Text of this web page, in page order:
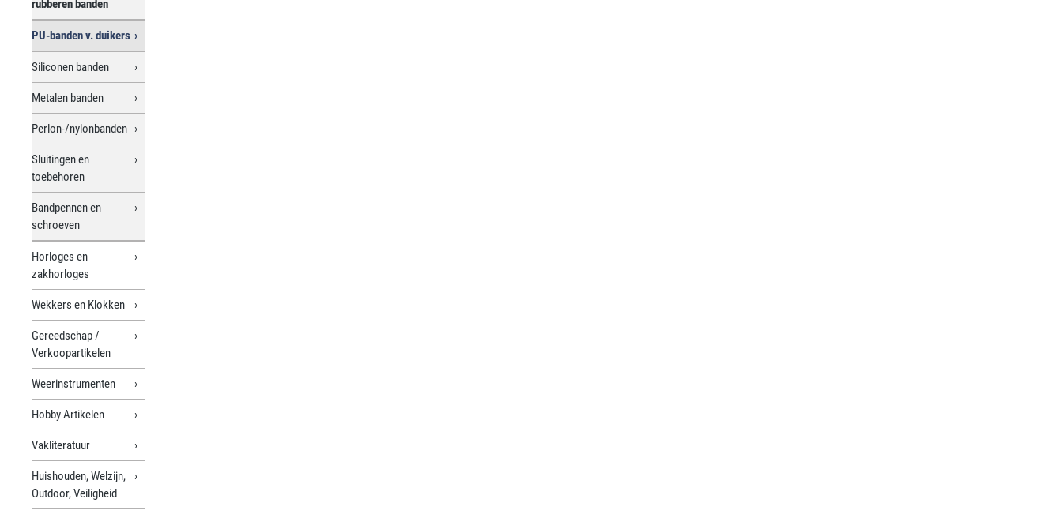
rubberen banden
PU-banden v. duikers
Siliconen banden
Metalen banden
Perlon-/nylonbanden
Sluitingen en
toebehoren
Bandpennen en
schroeven
Horloges en
zakhorloges
Wekkers en Klokken
Gereedschap /
Verkoopartikelen
Weerinstrumenten
Hobby Artikelen
Vakliteratuur
Huishouden, Welzijn,
Outdoor, Veiligheid